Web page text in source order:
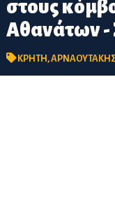
στους
Αθανάτων -
ΚΡΗΤΗ,